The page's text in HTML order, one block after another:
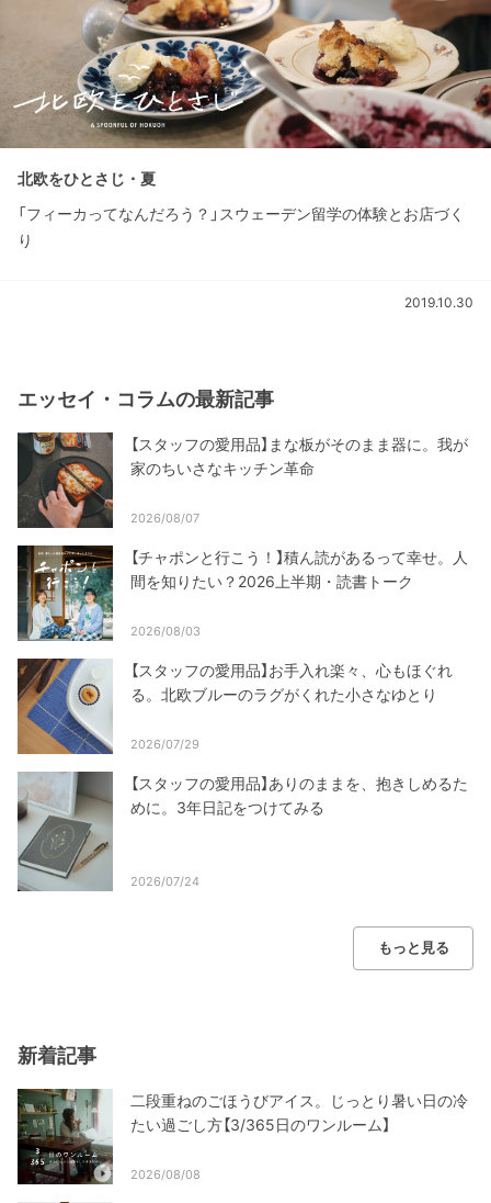
北欧をひとさじ・夏
「フィーカってなんだろう？」スウェーデン留学の体験とお店づく
り
2019.10.30
エッセイ・コラムの最新記事
【スタッフの愛用品】まな板がそのまま器に。我が
家のちいさなキッチン革命
2026/08/07
【チャポンと行こう！】積ん読があるって幸せ。人
間を知りたい？2026上半期・読書トーク
2026/08/03
【スタッフの愛用品】お手入れ楽々、心もほぐれ
る。北欧ブルーのラグがくれた小さなゆとり
2026/07/29
【スタッフの愛用品】ありのままを、抱きしめるた
めに。3年日記をつけてみる
2026/07/24
もっと見る
新着記事
二段重ねのごほうびアイス。じっとり暑い日の冷
たい過ごし方【3/365日のワンルーム】
2026/08/08